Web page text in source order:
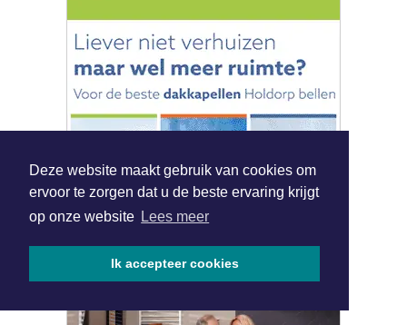
Deze website maakt gebruik van cookies om
ervoor te zorgen dat u de beste ervaring krijgt
op onze website Lees meer
Ik accepteer cookies
| Nieuws | Sport | Evenementen
van Benthuizenlaan 1
1701 BZ Heerhugowaard
072 8200 600